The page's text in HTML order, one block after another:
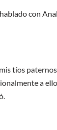
con
tíos
a